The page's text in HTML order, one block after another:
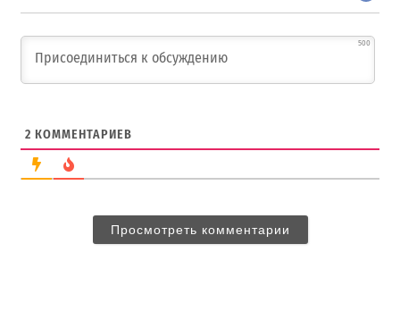
500
2 КОММЕНТАРИЕВ
Просмотреть комментарии